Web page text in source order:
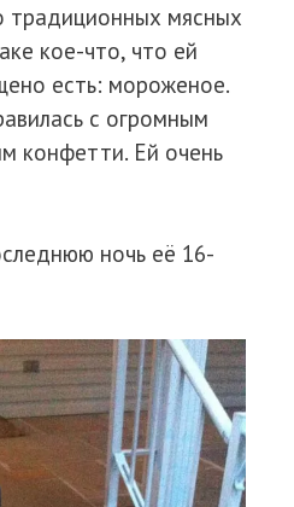
традиционных мясных
кое-что, что ей
есть: мороженое.
с огромным
конфетти. Ей очень
ночь её 16-